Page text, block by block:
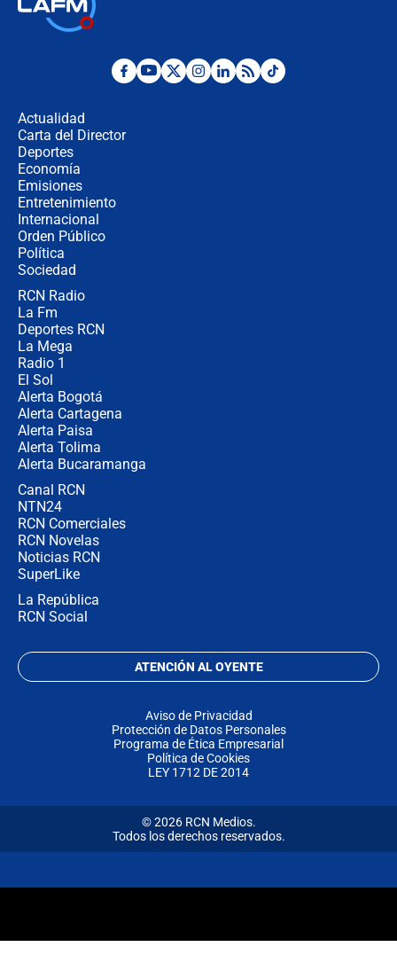
Desde dermatitis hasta infecciones:
Actualidad
Carta del Director
Deportes
Economía
Emisiones
Entretenimiento
Internacional
Orden Público
Política
Sociedad
RCN Radio
La Fm
Deportes RCN
La Mega
Radio 1
El Sol
Alerta Bogotá
Alerta Cartagena
Alerta Paisa
Alerta Tolima
Alerta Bucaramanga
Canal RCN
NTN24
RCN Comerciales
RCN Novelas
Noticias RCN
SuperLike
La República
RCN Social
ATENCIÓN AL OYENTE
Aviso de Privacidad
Protección de Datos Personales
Programa de Ética Empresarial
Política de Cookies
LEY 1712 DE 2014
© 2026 RCN Medios.
Todos los derechos reservados.